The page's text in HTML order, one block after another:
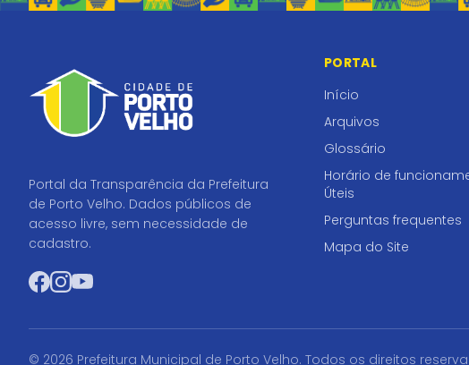
Portal da Transparência da Prefeitura
de Porto Velho. Dados públicos de
acesso livre, sem necessidade de
cadastro.
Facebook
Instagram
YouTube
PORTAL
Início
Arquivos
Glossário
Horário de
Úteis
Perguntas frequentes
Mapa do Site
© 2026 Prefeitura Municipal de Porto Velho. Todos os direitos